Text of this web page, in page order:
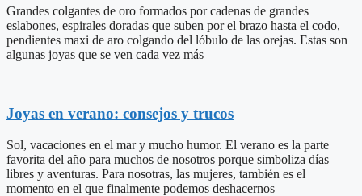
Grandes colgantes de oro formados por cadenas de grandes
eslabones, espirales doradas que suben por el brazo hasta el codo,
pendientes maxi de aro colgando del lóbulo de las orejas. Estas son
algunas joyas que se ven cada vez más
Joyas en verano: consejos y trucos
Sol, vacaciones en el mar y mucho humor. El verano es la parte
favorita del año para muchos de nosotros porque simboliza días
libres y aventuras. Para nosotras, las mujeres, también es el
momento en el que finalmente podemos deshacernos